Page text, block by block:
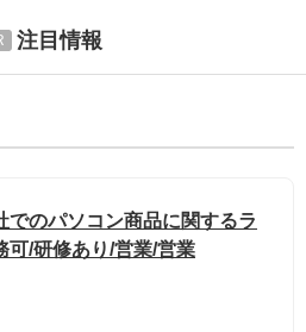
注目情報
でのパソコン商品に関するラ
可/研修あり/営業/営業